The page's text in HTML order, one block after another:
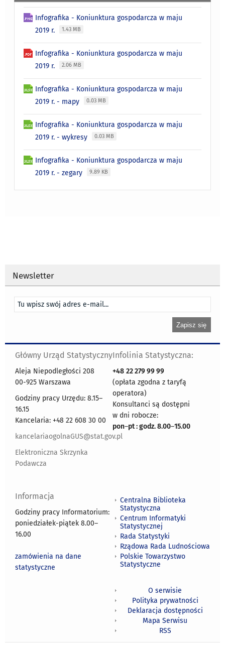
Infografika - Koniunktura gospodarcza w maju
2019 r.
1.43 MB
Infografika - Koniunktura gospodarcza w maju
2019 r.
2.06 MB
Infografika - Koniunktura gospodarcza w maju
2019 r. - mapy
0.03 MB
Infografika - Koniunktura gospodarcza w maju
2019 r. - wykresy
0.03 MB
Infografika - Koniunktura gospodarcza w maju
2019 r. - zegary
9.89 KB
Newsletter
Główny Urząd Statystyczny
Aleja Niepodległości 208
00-925 Warszawa
Godziny pracy Urzędu: 8.15–
16.15
Kancelaria: +48 22 608 30 00
kancelariaogolnaGUS@stat.gov.pl
Elektroniczna Skrzynka
Podawcza
Infolinia Statystyczna:
+48 22 279 99 99
(opłata zgodna z taryfą
operatora)
Konsultanci są dostępni
w dni robocze:
pon–pt : godz. 8.00–15.00
Informacja
Godziny pracy Informatorium:
poniedziałek-piątek 8.00–
16.00
zamówienia na dane
statystyczne
Centralna Biblioteka
Statystyczna
Centrum Informatyki
Statystycznej
Rada Statystyki
Rządowa Rada Ludnościowa
Polskie Towarzystwo
Statystyczne
O serwisie
Polityka prywatności
Deklaracja dostępności
Mapa Serwisu
RSS